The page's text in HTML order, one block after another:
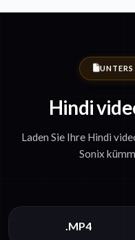
Hindi
Laden Sie Ihre Hindi
Sonix
.MP4